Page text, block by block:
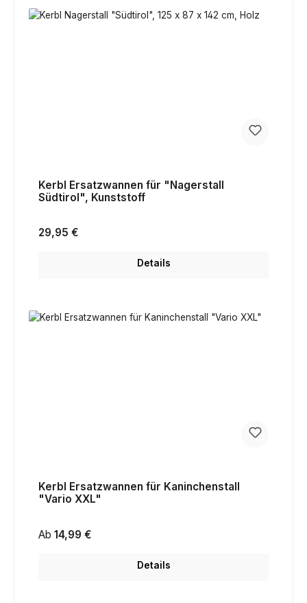
Kerbl Ersatzwannen für "Nagerstall
Südtirol", Kunststoff
Regulärer Preis:
29,95 €
Details
Kerbl Ersatzwannen für Kaninchenstall
"Vario XXL"
Regulärer Preis:
Ab 14,99 €
Details